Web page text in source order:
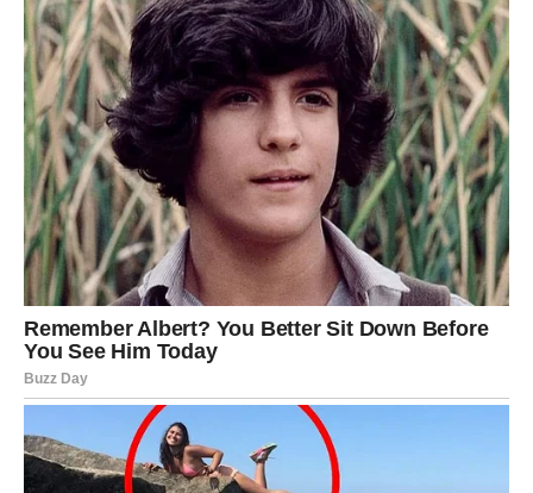
Najljepše uspomene često nastaju upravo s ljudima koje
zovemo kumovima. To su zajednička slavlja, putovanja,
porodična okupljanja, ali i obični razgovori uz kafu koji
ostanu urezani u sjećanje. Godinama kasnije možda se
nećemo sjećati svih poklona koje smo dobili, ali ćemo
pamtiti ljude koji su bili uz nas kada nam je bilo
najpotrebnije.
Kumstvo je i nasljeđe koje ostavljamo budućim
generacijama. Djeca uče gledajući odrasle. Kada vide
međusobno poštovanje, podršku i iskreno prijateljstvo
između kumova, shvataju koliko su važne ljudske
vrijednosti. Tako se tradicija ne prenosi samo riječima,
već primjerom koji ostaje u njihovim srcima.